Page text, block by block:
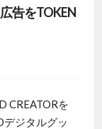
告をTOKEN
CREATORを
ジタルグッ